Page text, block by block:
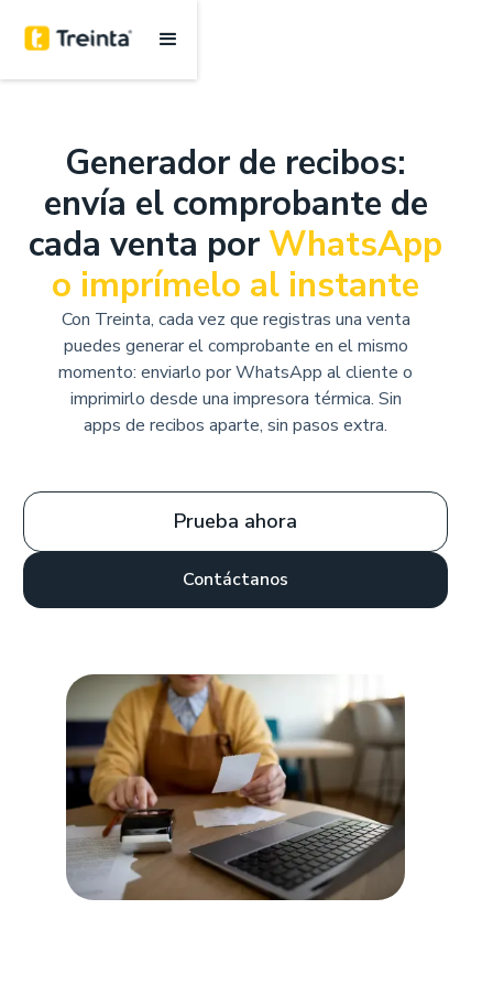
Generador de recibos:
envía el comprobante de
cada venta porWhatsApp
o imprímelo al instante
Con Treinta, cada vez que registras una venta
puedes generar el comprobante en el mismo
momento: enviarlo por WhatsApp al cliente o
imprimirlo desde una impresora térmica. Sin
apps de recibos aparte, sin pasos extra.
Prueba ahora
Contáctanos